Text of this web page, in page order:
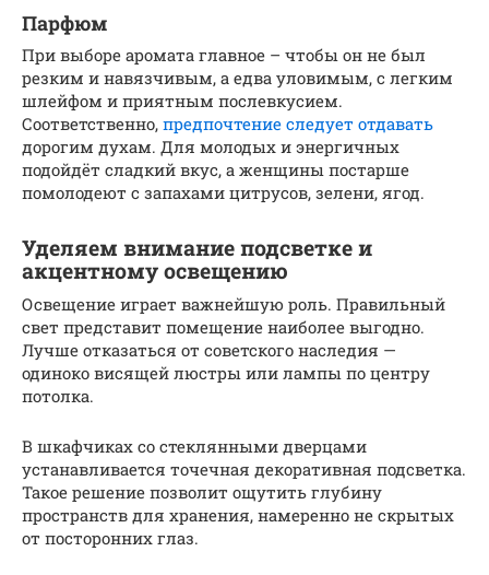
Парфюм
При выборе аромата главное – чтобы он не был
резким и навязчивым, а едва уловимым, с легким
шлейфом и приятным послевкусием.
Соответственно, предпочтение следует отдавать
дорогим духам. Для молодых и энергичных
подойдёт сладкий вкус, а женщины постарше
помолодеют с запахами цитрусов, зелени, ягод.
Уделяем внимание подсветке и
акцентному освещению
Освещение играет важнейшую роль. Правильный
свет представит помещение наиболее выгодно.
Лучше отказаться от советского наследия —
одиноко висящей люстры или лампы по центру
потолка.
В шкафчиках со стеклянными дверцами
устанавливается точечная декоративная подсветка.
Такое решение позволит ощутить глубину
пространств для хранения, намеренно не скрытых
от посторонних глаз.